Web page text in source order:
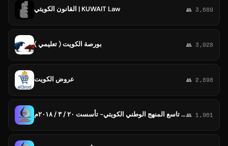
القانون الكويتي | KUWAIT Law 👥 3,689
بورصة الكويت ( تعليمي ) 👥 3,028
عروض الكويت 👥 2,898
رياضيات تاسع المنهج الوطني الكويتي- تأسست ٢٠ / ٣ / ٢٠١٨م👥 1,961